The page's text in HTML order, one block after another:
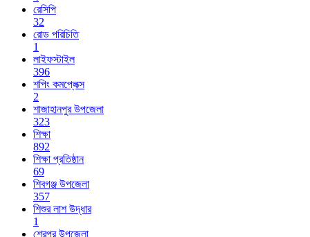
রেসিপি
32
রোড পরিচিতি
1
লাইফস্টাইল
396
শপিং কমপ্লেক্স
2
শাজাহানপুর উপজেলা
323
শিক্ষা
892
শিক্ষা প্রতিষ্ঠান
69
শিবগঞ্জ উপজেলা
357
শিশুর লাশ উদ্ধার
1
শেরপুর উপজেলা